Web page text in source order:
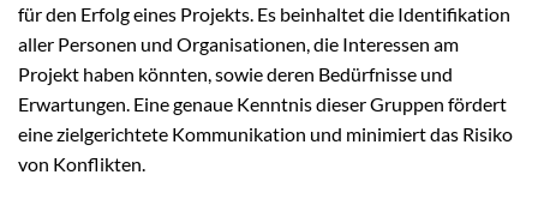
für den Erfolg eines Projekts. Es beinhaltet die Identifikation
aller Personen und Organisationen, die Interessen am
Projekt haben könnten, sowie deren Bedürfnisse und
Erwartungen. Eine genaue Kenntnis dieser Gruppen fördert
eine zielgerichtete Kommunikation und minimiert das Risiko
von Konflikten.